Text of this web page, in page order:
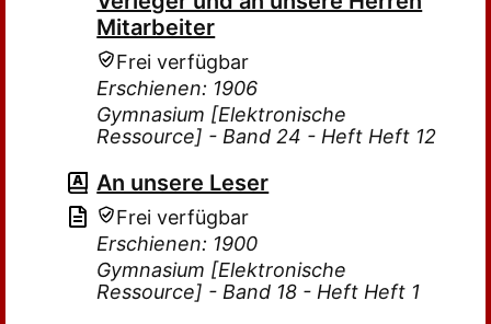
Mitarbeiter
Frei verfügbar
Erschienen: 1906
Gymnasium [Elektronische
Ressource] - Band 24 - Heft Heft 12
An unsere Leser
Frei verfügbar
Erschienen: 1900
Gymnasium [Elektronische
Ressource] - Band 18 - Heft Heft 1